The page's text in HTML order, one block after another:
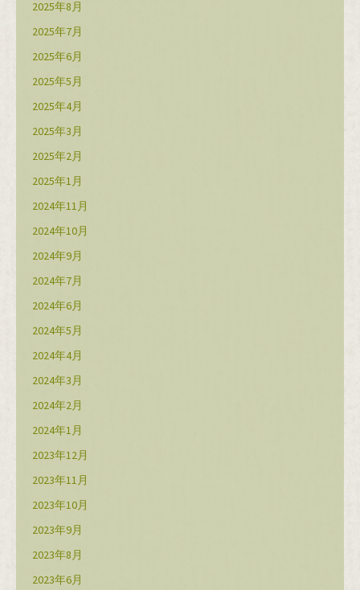
2025年8月
2025年7月
2025年6月
2025年5月
2025年4月
2025年3月
2025年2月
2025年1月
2024年11月
2024年10月
2024年9月
2024年7月
2024年6月
2024年5月
2024年4月
2024年3月
2024年2月
2024年1月
2023年12月
2023年11月
2023年10月
2023年9月
2023年8月
2023年6月